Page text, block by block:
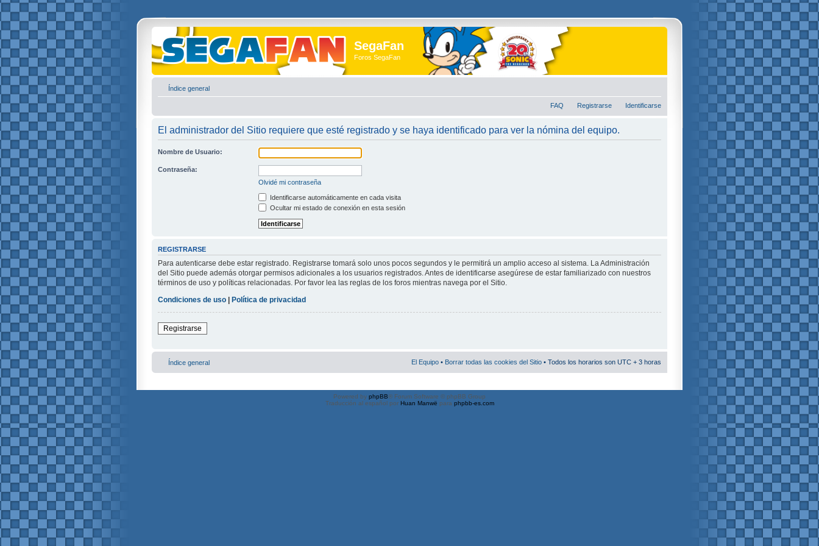
SegaFan
Foros SegaFan
Índice general
FAQ Registrarse Identificarse
El administrador del Sitio requiere que esté registrado y se haya identificado para ver la nómina del equipo.
Nombre de Usuario:
Contraseña:
Olvidé mi contraseña
Identificarse automáticamente en cada visita
Ocultar mi estado de conexión en esta sesión
REGISTRARSE
Para autenticarse debe estar registrado. Registrarse tomará solo unos pocos segundos y le permitirá un amplio acceso al sistema. La Administración
del Sitio puede además otorgar permisos adicionales a los usuarios registrados. Antes de identificarse asegúrese de estar familiarizado con nuestros
términos de uso y políticas relacionadas. Por favor lea las reglas de los foros mientras navega por el Sitio.
Condiciones de uso
Política de privacidad
Registrarse
Índice general El Equipo • Borrar todas las cookies del Sitio • Todos los horarios son UTC + 3 horas
Powered by phpBB® Forum Software © phpBB Group
Traducción al español por Huan Manwë para phpbb-es.com